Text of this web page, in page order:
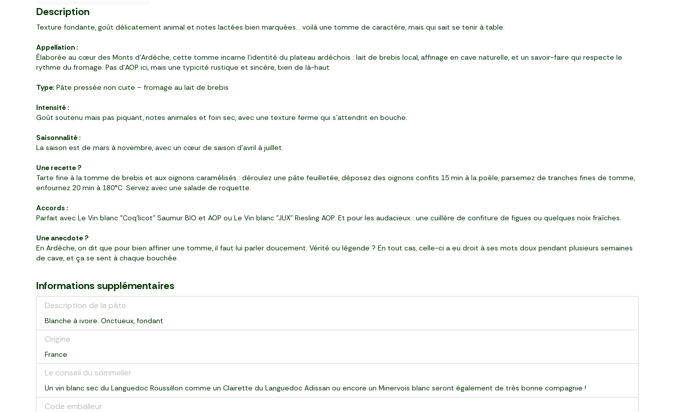
Pré-cuit
3,10 €
3,19 €
le 2ème à -50%
6,69 €
Rhône
8,99 €
1,79 €
3,79 €
Description
Texture fondante, goût délicatement animal et notes lactées bien marquées… voilà une tomme de caractère, mais qui sait se tenir à table.
Appellation :
Élaborée au cœur des Monts d’Ardèche, cette tomme incarne l’identité du plateau ardéchois : lait de brebis local, affinage en cave naturelle, et un savoir-faire qui respecte le
rythme du fromage. Pas d’AOP ici, mais une typicité rustique et sincère, bien de là-haut.
Type: Pâte pressée non cuite – fromage au lait de brebis
Intensité :
Goût soutenu mais pas piquant, notes animales et foin sec, avec une texture ferme qui s’attendrit en bouche.
Saisonnalité :
La saison est de mars à novembre, avec un cœur de saison d’avril à juillet.
Une recette ?
Tarte fine à la tomme de brebis et aux oignons caramélisés : déroulez une pâte feuilletée, déposez des oignons confits 15 min à la poêle, parsemez de tranches fines de tomme,
enfournez 20 min à 180°C. Servez avec une salade de roquette.
Accords :
Parfait avec Le Vin blanc "Coq'licot" Saumur BIO et AOP ou Le Vin blanc "JUX" Riesling AOP. Et pour les audacieux : une cuillère de confiture de figues ou quelques noix fraîches.
Une anecdote ?
En Ardèche, on dit que pour bien affiner une tomme, il faut lui parler doucement. Vérité ou légende ? En tout cas, celle-ci a eu droit à ses mots doux pendant plusieurs semaines
de cave, et ça se sent à chaque bouchée.
Informations supplémentaires
Description de la pâte
Blanche à ivoire. Onctueux, fondant
Origine
France
Le conseil du sommelier
Un vin blanc sec du Languedoc Roussillon comme un Clairette du Languedoc Adissan ou encore un Minervois blanc seront également de très bonne compagnie !
Code emballeur